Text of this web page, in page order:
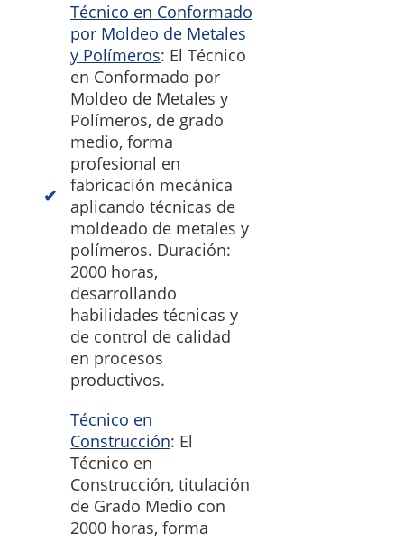
Técnico en Conformado
por Moldeo de Metales
y Polímeros: El Técnico
en Conformado por
Moldeo de Metales y
Polímeros, de grado
medio, forma
profesional en
fabricación mecánica
aplicando técnicas de
moldeado de metales y
polímeros. Duración:
2000 horas,
desarrollando
habilidades técnicas y
de control de calidad
en procesos
productivos.
Técnico en
Construcción: El
Técnico en
Construcción, titulación
de Grado Medio con
2000 horas, forma